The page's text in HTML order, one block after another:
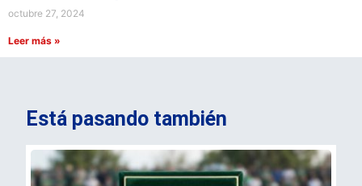
octubre 27, 2024
Leer más »
Está pasando también